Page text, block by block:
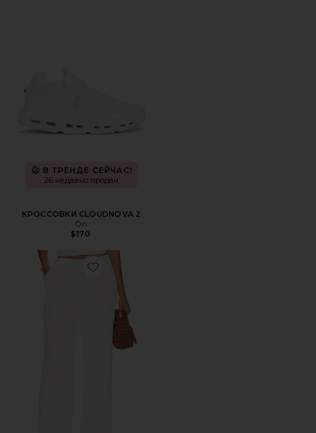
В ТРЕНДЕ СЕЙЧАС!
26 недавно продан
КРОССОВКИ CLOUDNOVA 2
On
$170
Favorite БРЮКИ ROMA